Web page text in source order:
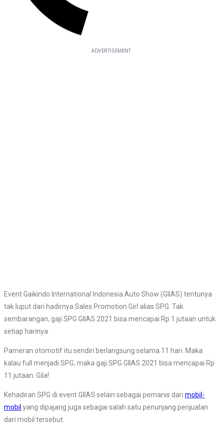
Event Gaikindo International Indonesia Auto Show (GIIAS) tentunya
tak luput dari hadirnya Sales Promotion Girl alias SPG. Tak
sembarangan, gaji SPG GIIAS 2021 bisa mencapai Rp 1 jutaan untuk
setiap harinya.
Pameran otomotif itu sendiri berlangsung selama 11 hari. Maka
kalau full menjadi SPG, maka gaji SPG GIIAS 2021 bisa mencapai Rp
11 jutaan. Gila!
Kehadiran SPG di event GIIAS selain sebagai pemanis dari mobil-
mobil yang dipajang juga sebagai salah satu penunjang penjualan
dari mobil tersebut.